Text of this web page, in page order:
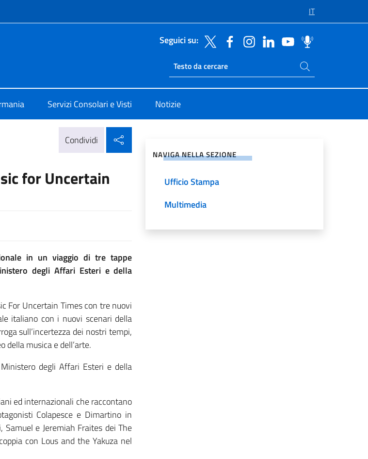
IT
Seguici su:
Ricerca sito live
Cerca nel sito
Servizi Consolari e Visti Notizie
Condividi
for Uncertain
in un viaggio di tre tappe
degli Affari Esteri e della
For Uncertain Times con tre nuovi
italiano con i nuovi scenari della
sull’incertezza dei nostri tempi,
della musica e dell’arte.
degli Affari Esteri e della
ed internazionali che raccontano
Colapesce e Dimartino in
e Jeremiah Fraites dei The
con Lous and the Yakuza nel
NAVIGA NELLA SEZIONE
Ufficio Stampa
Multimedia